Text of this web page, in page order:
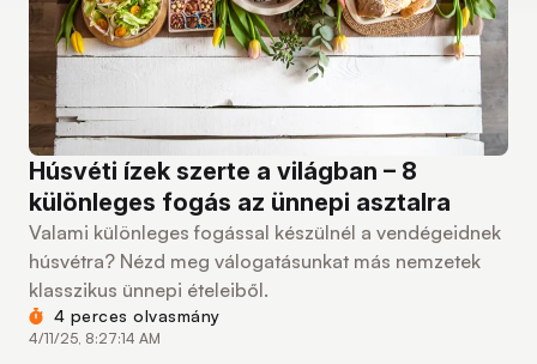
Húsvéti ízek szerte a világban – 8
különleges fogás az ünnepi asztalra
Valami különleges fogással készülnél a vendégeidnek
húsvétra? Nézd meg válogatásunkat más nemzetek
klasszikus ünnepi ételeiből.
4 perces olvasmány
4/11/25, 8:27:14 AM